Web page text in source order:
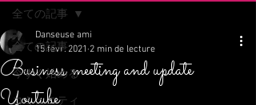
全ての記事
今すぐ始める
コミュニティ
全ての記事
Business meeting and update
Danseuse ami
15 févr. 2021 2 min de lecture